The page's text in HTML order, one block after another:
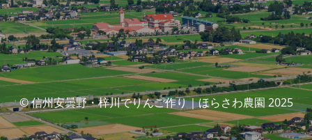
© 信州安曇野・梓川でりんご作り｜ほらさわ農園 2025